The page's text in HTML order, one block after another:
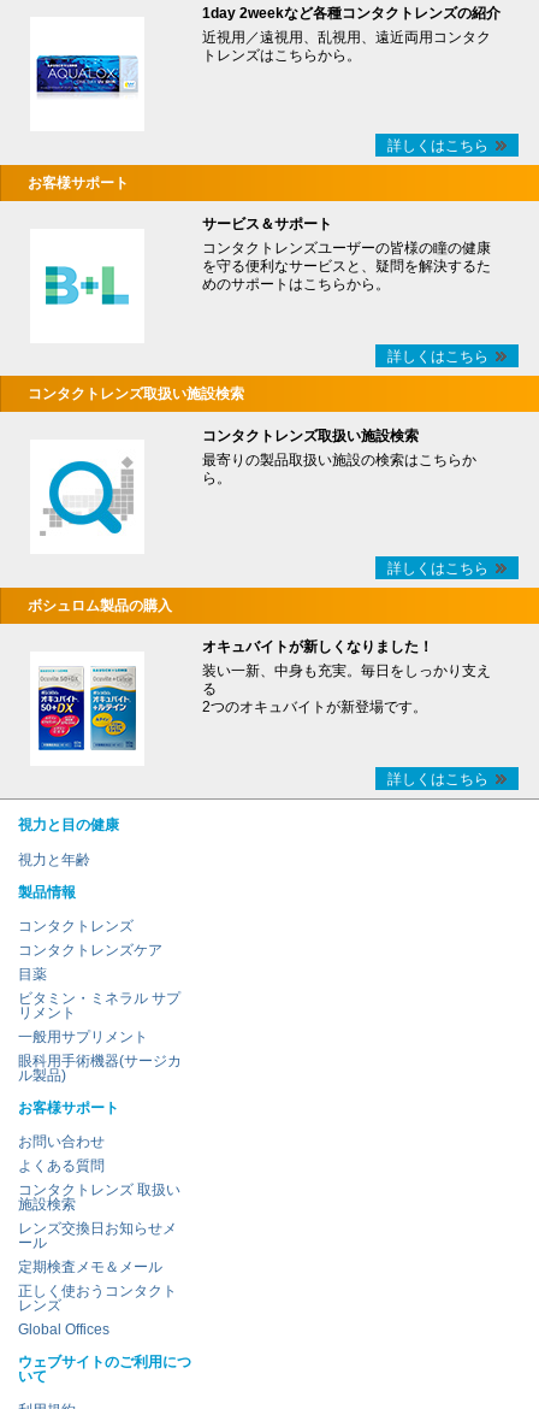
1day 2weekなど各種コンタクトレンズの紹介
近視用／遠視用、乱視用、遠近両用コンタク
トレンズはこちらから。
詳しくはこちら
お客様サポート
サービス＆サポート
コンタクトレンズユーザーの皆様の瞳の健康
を守る便利なサービスと、疑問を解決するた
めのサポートはこちらから。
詳しくはこちら
コンタクトレンズ取扱い施設検索
コンタクトレンズ取扱い施設検索
最寄りの製品取扱い施設の検索はこちらか
ら。
詳しくはこちら
ボシュロム製品の購入
オキュバイトが新しくなりました！
装い一新、中身も充実。毎日をしっかり支え
る
2つのオキュバイトが新登場です。
詳しくはこちら
視力と目の健康
視力と年齢
製品情報
コンタクトレンズ
コンタクトレンズケア
目薬
ビタミン・ミネラル サプ
リメント
一般用サプリメント
眼科用手術機器(サージカ
ル製品)
お客様サポート
お問い合わせ
よくある質問
コンタクトレンズ 取扱い
施設検索
レンズ交換日お知らせメ
ール
定期検査メモ＆メール
正しく使おうコンタクト
レンズ
Global Offices
ウェブサイトのご利用につ
いて